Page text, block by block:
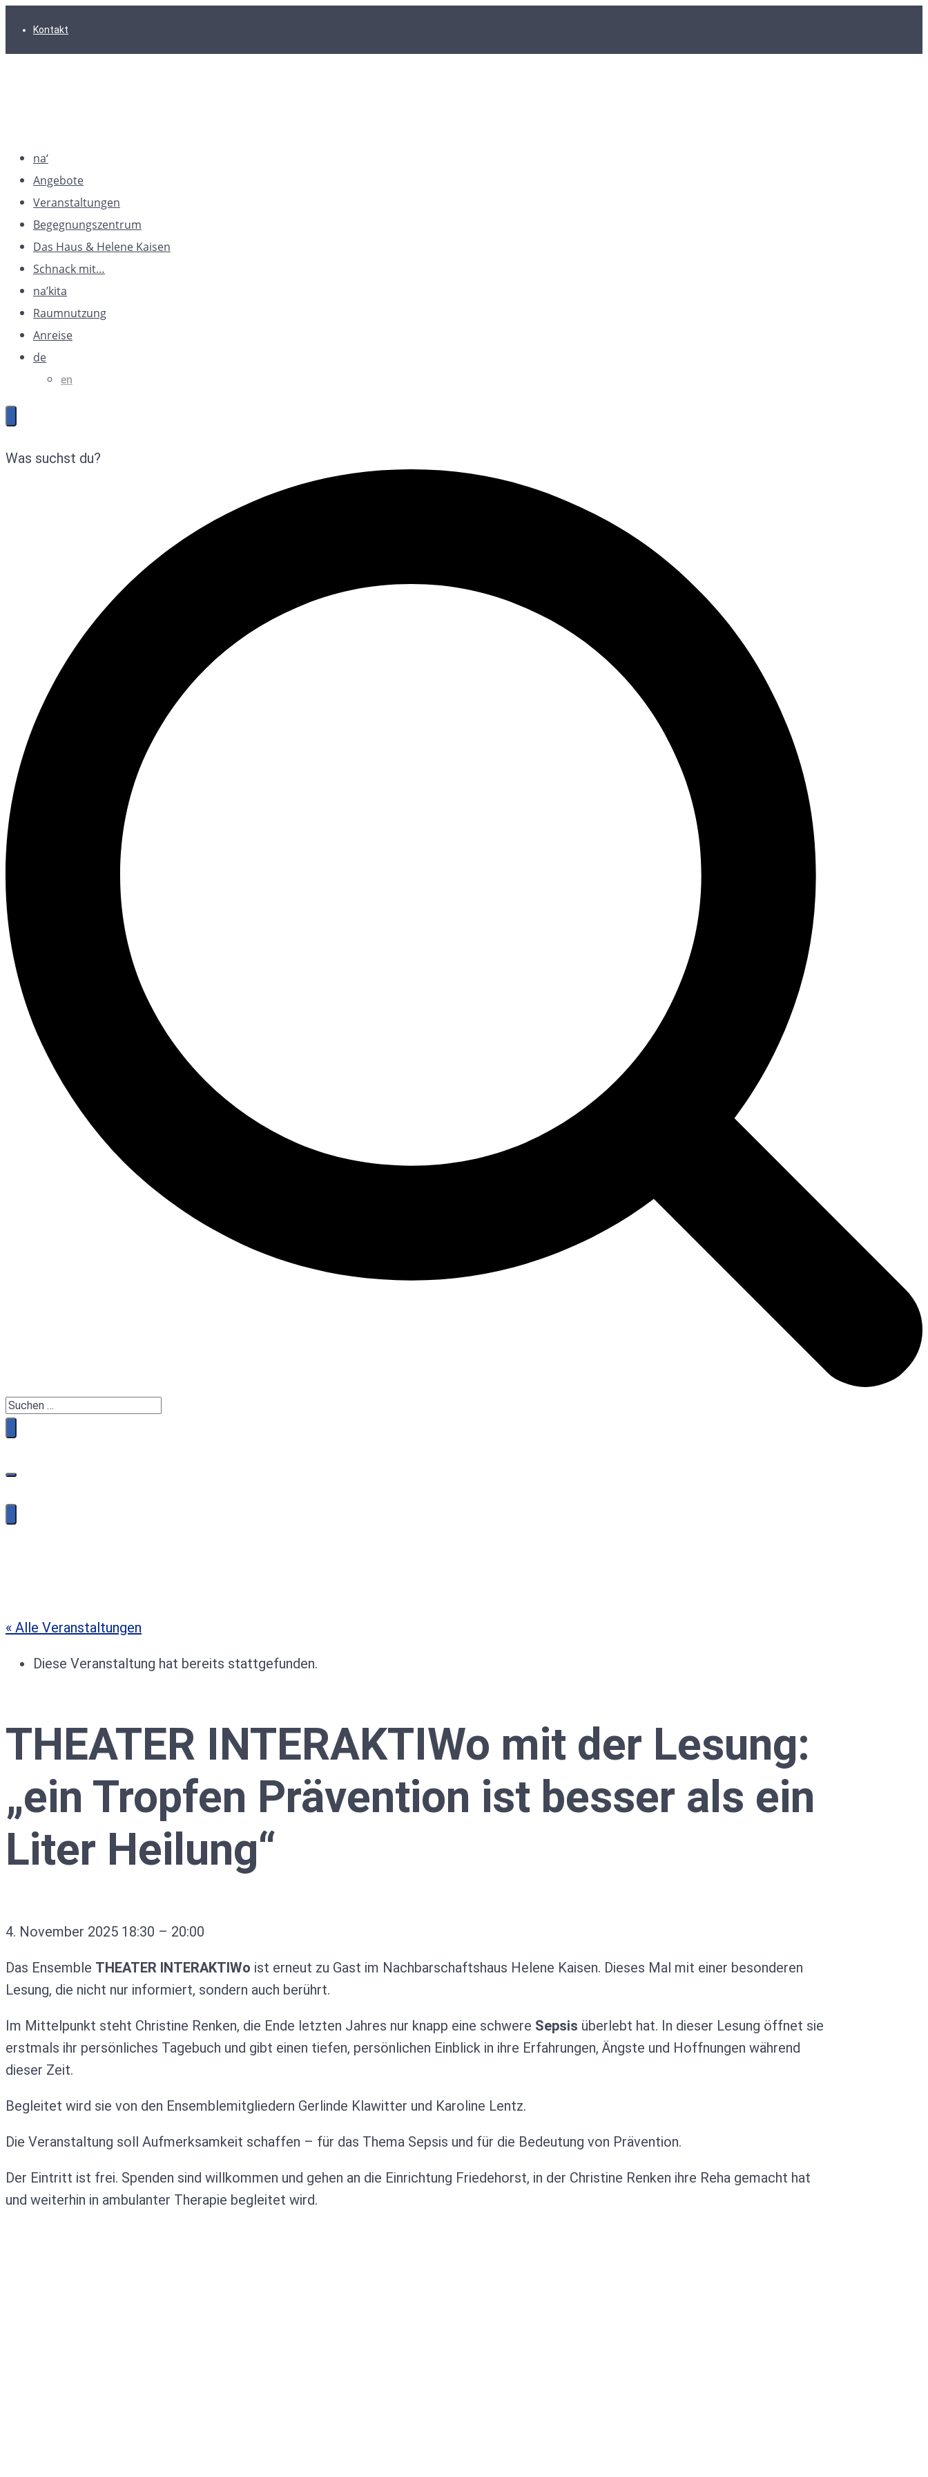
Hauptnavigation
Inhalt
FooterKontakt
na‘
Angebote
Veranstaltungen
Begegnungszentrum
Das Haus & Helene Kaisen
Schnack mit…
na’kita
Raumnutzung
Anreise
de
en
Was suchst du?
« Alle Veranstaltungen
Diese Veranstaltung hat bereits stattgefunden.
THEATER INTERAKTIWo mit der Lesung:
„ein Tropfen Prävention ist besser als ein
Liter Heilung“
4. November 2025 18:30 – 20:00
Das Ensemble THEATER INTERAKTIWo ist erneut zu Gast im Nachbarschaftshaus Helene Kaisen. Dieses Mal mit einer besonderen
Lesung, die nicht nur informiert, sondern auch berührt.
Im Mittelpunkt steht Christine Renken, die Ende letzten Jahres nur knapp eine schwere Sepsis überlebt hat. In dieser Lesung öffnet sie
erstmals ihr persönliches Tagebuch und gibt einen tiefen, persönlichen Einblick in ihre Erfahrungen, Ängste und Hoffnungen während
dieser Zeit.
Begleitet wird sie von den Ensemblemitgliedern Gerlinde Klawitter und Karoline Lentz.
Die Veranstaltung soll Aufmerksamkeit schaffen – für das Thema Sepsis und für die Bedeutung von Prävention.
Der Eintritt ist frei. Spenden sind willkommen und gehen an die Einrichtung Friedehorst, in der Christine Renken ihre Reha gemacht hat
und weiterhin in ambulanter Therapie begleitet wird.